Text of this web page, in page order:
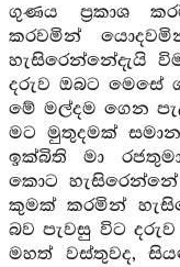
ගුණය ප්‍රකාශ
කරවමින්
හැසිරෙන්නේදැයි
දරුව ඔබට මෙසේ
මේ මල්දම ගෙන
මට මුතුදමක්
ඉක්බිති මා
කොට
කුමක් කරමින්
බව පැවසු විට
මහත් වස්තුවද,